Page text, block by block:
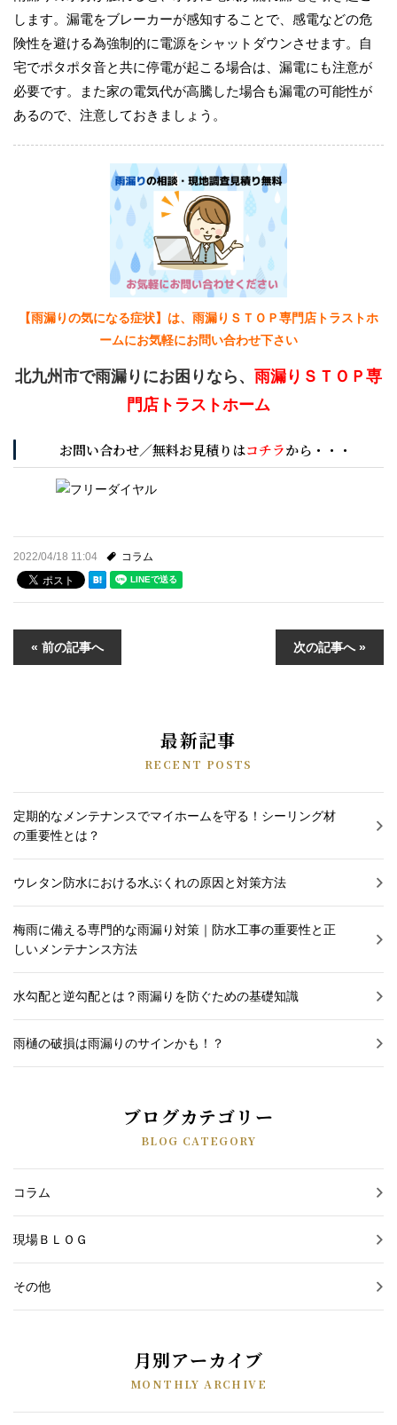
します。漏電をブレーカーが感知することで、感電などの危
険性を避ける為強制的に電源をシャットダウンさせます。自
宅でポタポタ音と共に停電が起こる場合は、漏電にも注意が
必要です。また家の電気代が高騰した場合も漏電の可能性が
あるので、注意しておきましょう。
【雨漏りの気になる症状】は、雨漏りＳＴＯＰ専門店トラストホ
ームにお気軽にお問い合わせ下さい
北九州市で雨漏りにお困りなら、 雨漏りＳＴＯＰ専
門店トラストホーム
お問い合わせ／無料お見積りはコチラから・・・
2022/04/18 11:04 コラム
« 前の記事へ 次の記事へ »
最新記事
RECENT POSTS
定期的なメンテナンスでマイホームを守る！シーリング材
の重要性とは？
ウレタン防水における水ぶくれの原因と対策方法
梅雨に備える専門的な雨漏り対策｜防水工事の重要性と正
しいメンテナンス方法
水勾配と逆勾配とは？雨漏りを防ぐための基礎知識
雨樋の破損は雨漏りのサインかも！？
ブログカテゴリー
BLOG CATEGORY
コラム
現場ＢＬＯＧ
その他
月別アーカイブ
MONTHLY ARCHIVE